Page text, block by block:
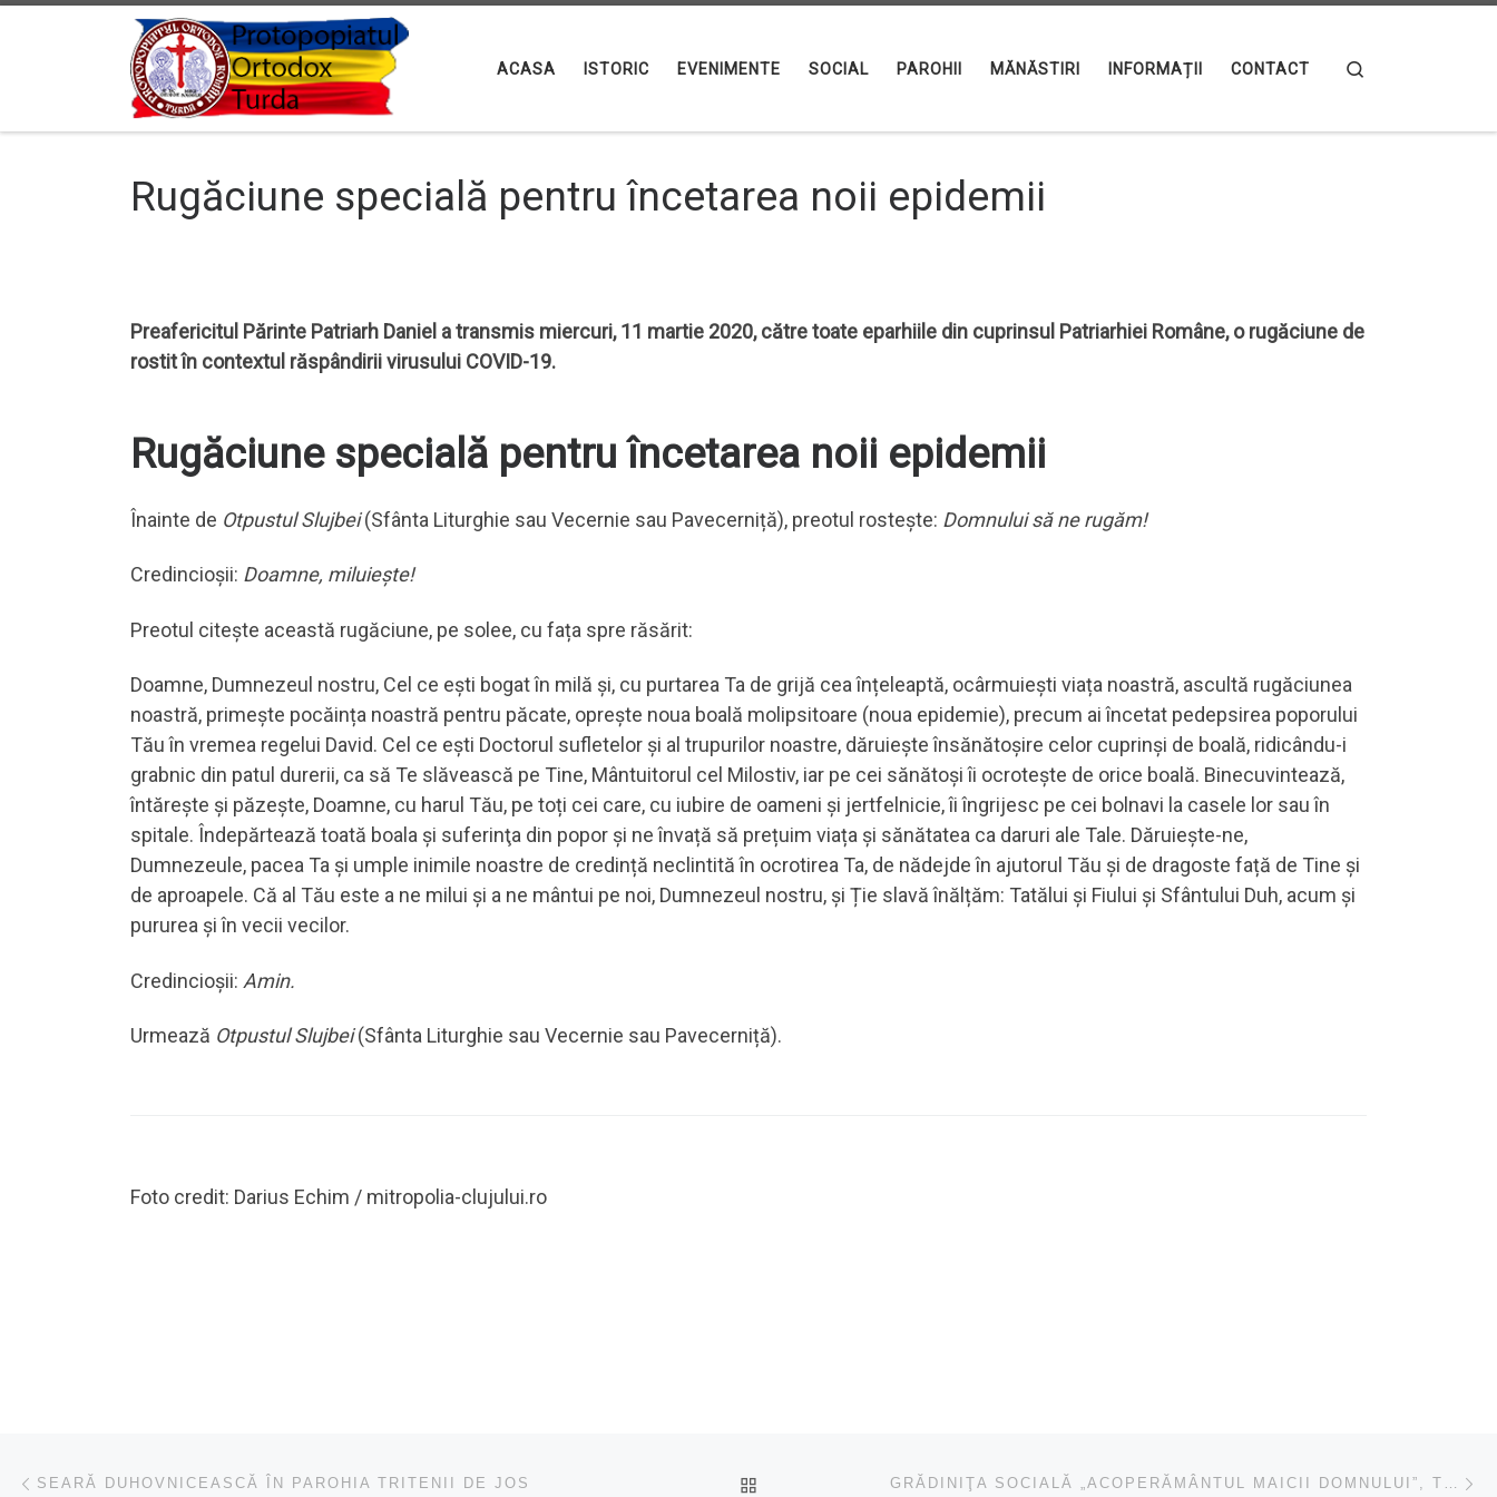
ACASA ISTORIC EVENIMENTE SOCIAL PAROHII MĂNĂSTIRI INFORMAȚII CONTACT
Rugăciune specială pentru încetarea noii epidemii
Preafericitul Părinte Patriarh Daniel a transmis miercuri, 11 martie 2020, către toate eparhiile din cuprinsul Patriarhiei Române, o rugăciune de
rostit în contextul răspândirii virusului COVID-19.
Rugăciune specială pentru încetarea noii epidemii
Înainte de Otpustul Slujbei(Sfânta Liturghie sau Vecernie sau Pavecerniță), preotul rostește: Domnului să ne rugăm!
Credincioșii: Doamne, miluiește!
Preotul citește această rugăciune, pe solee, cu fața spre răsărit:
Doamne, Dumnezeul nostru, Cel ce ești bogat în milă și, cu purtarea Ta de grijă cea înțeleaptă, ocârmuiești viața noastră, ascultă rugăciunea
noastră, primește pocăința noastră pentru păcate, oprește noua boală molipsitoare (noua epidemie), precum ai încetat pedepsirea poporului
Tău în vremea regelui David. Cel ce ești Doctorul sufletelor și al trupurilor noastre, dăruiește însănătoșire celor cuprinși de boală, ridicându-i
grabnic din patul durerii, ca să Te slăvească pe Tine, Mântuitorul cel Milostiv, iar pe cei sănătoși îi ocrotește de orice boală. Binecuvintează,
întărește și păzește, Doamne, cu harul Tău, pe toți cei care, cu iubire de oameni și jertfelnicie, îi îngrijesc pe cei bolnavi la casele lor sau în
spitale. Îndepărtează toată boala și suferinţa din popor și ne învață să prețuim viața și sănătatea ca daruri ale Tale. Dăruiește-ne,
Dumnezeule, pacea Ta şi umple inimile noastre de credință neclintită în ocrotirea Ta, de nădejde în ajutorul Tău și de dragoste față de Tine și
de aproapele. Că al Tău este a ne milui și a ne mântui pe noi, Dumnezeul nostru, și Ție slavă înălțăm: Tatălui și Fiului și Sfântului Duh, acum și
pururea și în vecii vecilor.
Credincioșii: Amin.
Urmează Otpustul Slujbei(Sfânta Liturghie sau Vecernie sau Pavecerniță).
Foto credit: Darius Echim / mitropolia-clujului.ro
Navigare în articole
SEARĂ DUHOVNICEASCĂ ÎN PAROHIA TRITENII DE JOS ÎNAPOI LA LISTA CU ARTICOLE GRĂDINIŢA SOCIALĂ „ACOPERĂMÂNTUL MAICII DOMNULUI”, TURDA